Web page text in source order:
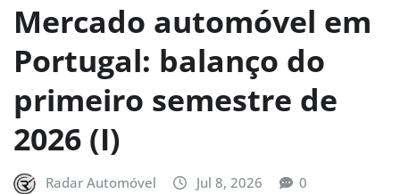
Mercado automóvel em
Portugal: balanço do
primeiro semestre de
2026 (I)
Radar Automóvel Jul 8, 2026 0